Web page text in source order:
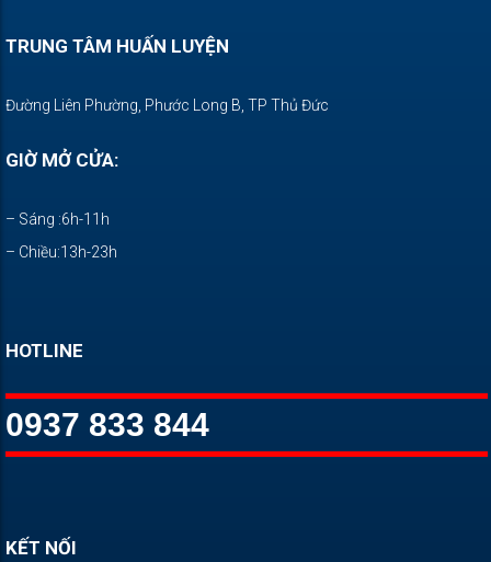
TRUNG TÂM HUẤN LUYỆN
Đường Liên Phường, Phước Long B, TP Thủ Đức
GIỜ MỞ CỬA:
– Sáng :6h-11h
– Chiều:13h-23h
HOTLINE
0937 833 844
KẾT NỐI